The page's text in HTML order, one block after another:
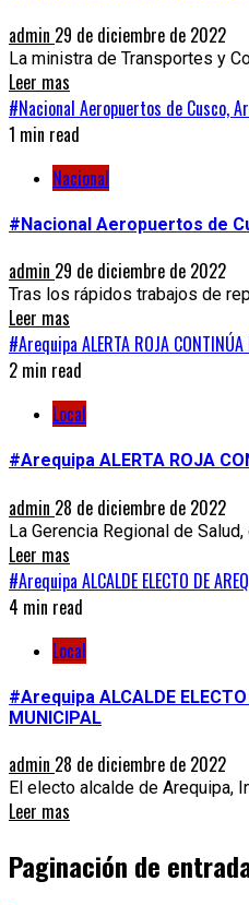
admin 29 de diciembre de 2022
La ministra de Transportes y
Leer mas
#Nacional Aeropuertos de Cusco,
1 min read
Nacional
#Nacional Aeropuertos de
admin 29 de diciembre de 2022
Tras los rápidos trabajos de
Leer mas
#Arequipa ALERTA ROJA CONTINÚA
2 min read
Local
#Arequipa ALERTA ROJA
admin 28 de diciembre de 2022
La Gerencia Regional de
Leer mas
#Arequipa ALCALDE ELECTO DE
4 min read
Local
#Arequipa ALCALDE ELECTO
MUNICIPAL
admin 28 de diciembre de 2022
El electo alcalde de Arequipa,
Leer mas
Paginación de